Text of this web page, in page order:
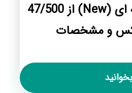
قیمت دمپایی زنانه ژله ای (New) از 47/500